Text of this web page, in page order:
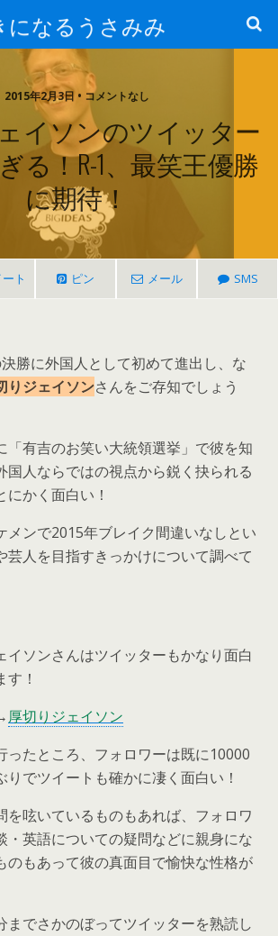
になるうさみみ
2015年2月3日 • コメントなし
イソンのツイッター
る！R-1、最笑王優勝
に期待！
ト ピン メール SMS
勝に外国人として初めて進出し、な
りジェイソンさんをご存知でしょう
「有吉のお笑い大統領選挙」で彼を知
国人ならではの視点から鋭く抉られる
にかく面白い！
メンで2015年ブレイク間違いなしとい
芸人を目指すきっかけについて調べて
イソンさんはツイッターもかなり面白
！
厚切りジェイソン
ったところ、フォロワーは既に10000
りでツイートも確かに凄く面白い！
を呟いているものもあれば、フォロワ
・英語についての疑問などに親身にな
のもあって彼の真面目で愉快な性格が
までさかのぼってツイッターを熟読し